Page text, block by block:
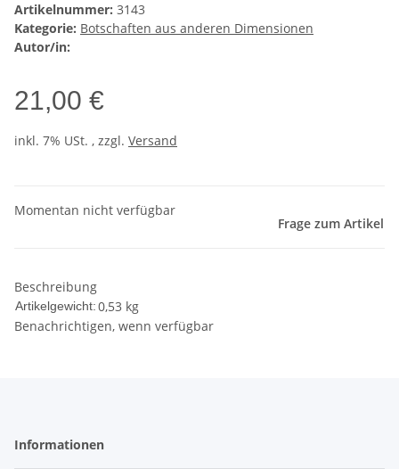
Artikelnummer: 3143
Kategorie: Botschaften aus anderen Dimensionen
Autor/in:
21,00 €
inkl. 7% USt. , zzgl. Versand
Momentan nicht verfügbar
Frage zum Artikel
Beschreibung
Artikelgewicht:0,53 kg
Benachrichtigen, wenn verfügbar
Informationen